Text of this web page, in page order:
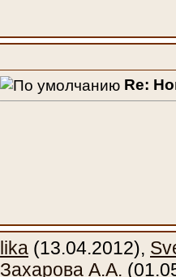
Re:
lika (13.04.2012),
Захарова А.А.